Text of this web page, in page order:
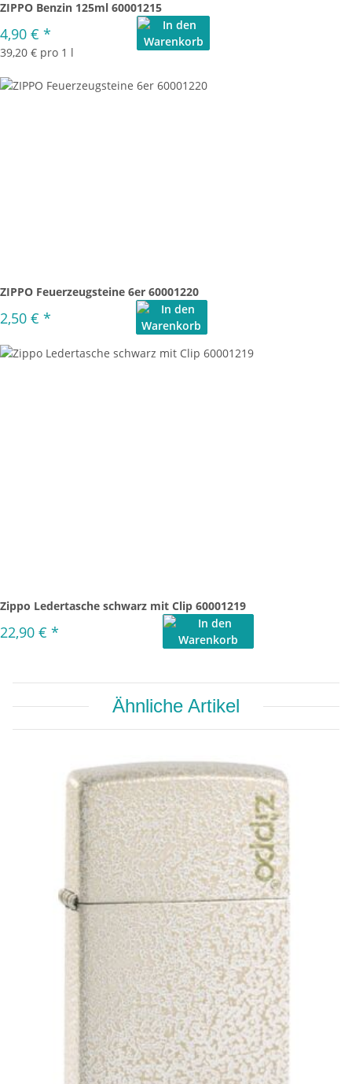
ZIPPO Benzin 125ml 60001215
4,90 € *
39,20 € pro 1 l
ZIPPO Feuerzeugsteine 6er 60001220
2,50 € *
Zippo Ledertasche schwarz mit Clip 60001219
22,90 € *
Ähnliche Artikel